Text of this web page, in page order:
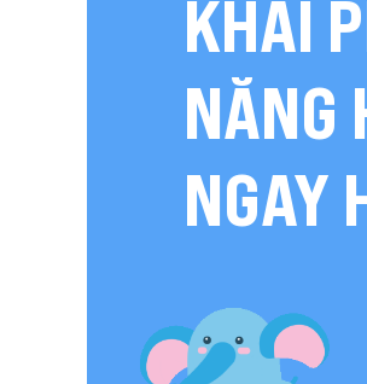
KHAI
NĂNG
NGAY